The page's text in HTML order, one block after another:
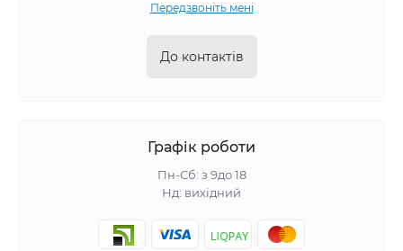
Передзвоніть мені
До контактів
Графік роботи
Пн-Сб: з 9до 18
Нд: вихідний